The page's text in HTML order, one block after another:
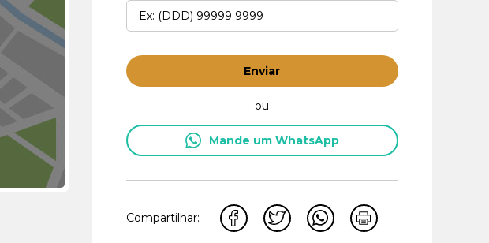
Enviar
ou
Mande um WhatsApp
Compartilhar: